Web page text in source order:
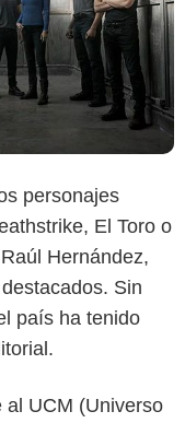
personajes
El Toro o
Hernández,
Sin
país ha tenido
al UCM (Universo